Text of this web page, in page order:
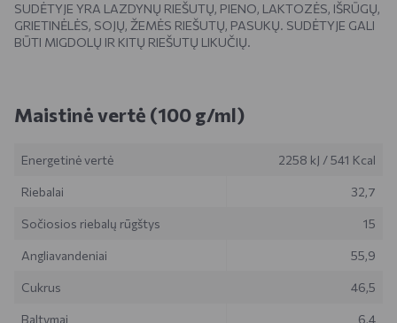
SUDĖTYJE YRA LAZDYNŲ RIEŠUTŲ, PIENO, LAKTOZĖS, IŠRŪGŲ,
GRIETINĖLĖS, SOJŲ, ŽEMĖS RIEŠUTŲ, PASUKŲ. SUDĖTYJE GALI
BŪTI MIGDOLŲ IR KITŲ RIEŠUTŲ LIKUČIŲ.
Maistinė vertė (100 g/ml)
Energetinė vertė 2258 kJ /541 Kcal
Riebalai 32,7
Sočiosios riebalų rūgštys 15
Angliavandeniai 55,9
Cukrus 46,5
Baltymai 6,4